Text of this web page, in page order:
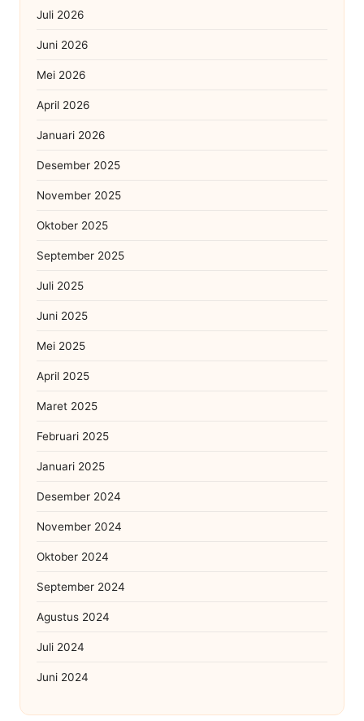
Juli 2026
Juni 2026
Mei 2026
April 2026
Januari 2026
Desember 2025
November 2025
Oktober 2025
September 2025
Juli 2025
Juni 2025
Mei 2025
April 2025
Maret 2025
Februari 2025
Januari 2025
Desember 2024
November 2024
Oktober 2024
September 2024
Agustus 2024
Juli 2024
Juni 2024